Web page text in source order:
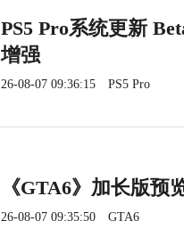
PS5 Pro系统更新
增强
26-08-07 09:36:15 PS5 Pro
《GTA6》加长版预
26-08-07 09:35:50 GTA6